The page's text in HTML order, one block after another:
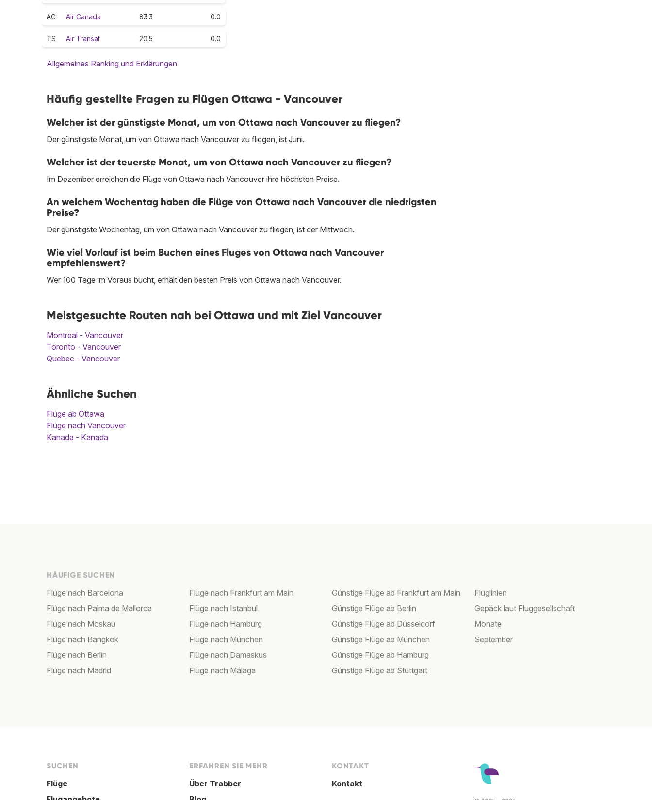
AC Air Canada 83.3 0.0
TS Air Transat 20.5 0.0
Allgemeines Ranking und Erklärungen
Häufig gestellte Fragen zu Flügen Ottawa - Vancouver
Welcher ist der günstigste Monat, um von Ottawa nach Vancouver zu fliegen?
Der günstigste Monat, um von Ottawa nach Vancouver zu fliegen, ist Juni.
Welcher ist der teuerste Monat, um von Ottawa nach Vancouver zu fliegen?
Im Dezember erreichen die Flüge von Ottawa nach Vancouver ihre höchsten Preise.
An welchem Wochentag haben die Flüge von Ottawa nach Vancouver die niedrigsten
Preise?
Der günstigste Wochentag, um von Ottawa nach Vancouver zu fliegen, ist der Mittwoch.
Wie viel Vorlauf ist beim Buchen eines Fluges von Ottawa nach Vancouver
empfehlenswert?
Wer 100 Tage im Voraus bucht, erhält den besten Preis von Ottawa nach Vancouver.
Meistgesuchte Routen nah bei Ottawa und mit Ziel Vancouver
Montreal - Vancouver
Toronto - Vancouver
Quebec - Vancouver
Ähnliche Suchen
Flüge ab Ottawa
Flüge nach Vancouver
Kanada - Kanada
HÄUFIGE SUCHEN
Flüge nach Barcelona
Flüge nach Palma de Mallorca
Flüge nach Moskau
Flüge nach Bangkok
Flüge nach Berlin
Flüge nach Madrid
Flüge nach Frankfurt am Main
Flüge nach Istanbul
Flüge nach Hamburg
Flüge nach München
Flüge nach Damaskus
Flüge nach Málaga
Günstige Flüge ab Frankfurt am Main
Günstige Flüge ab Berlin
Günstige Flüge ab Düsseldorf
Günstige Flüge ab München
Günstige Flüge ab Hamburg
Günstige Flüge ab Stuttgart
Fluglinien
Gepäck laut Fluggesellschaft
Monate
September
SUCHEN
Flüge
ERFAHREN SIE MEHR
Über Trabber
KONTAKT
Kontakt